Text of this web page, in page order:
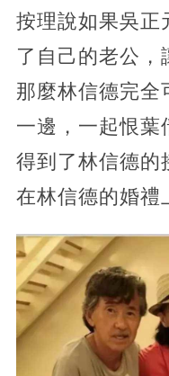
按理說如果吳正
了自己的老公，
那麼林信德完全
一邊，一起恨葉
得到了林信德的
在林信德的婚禮